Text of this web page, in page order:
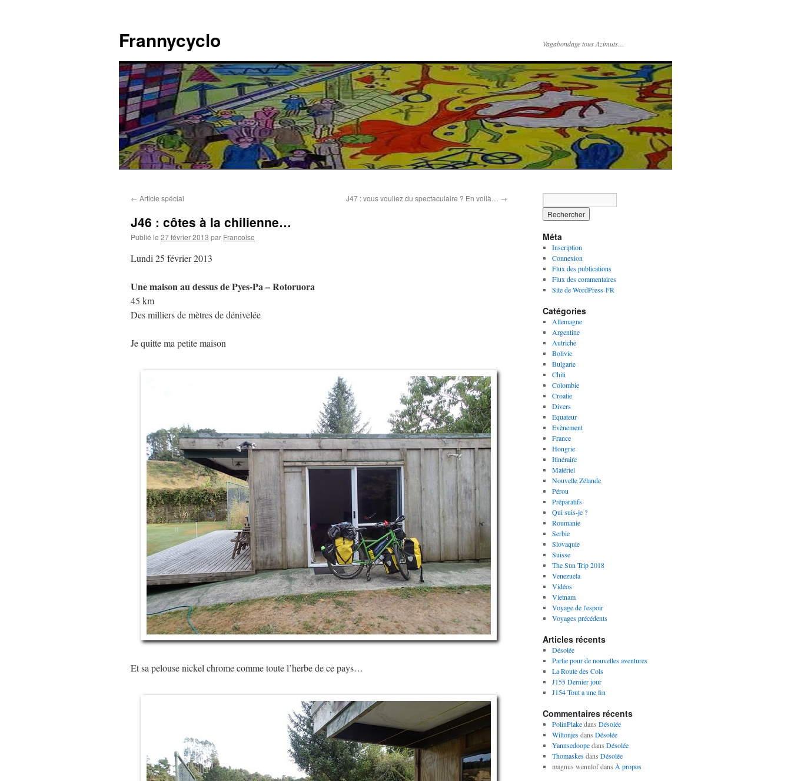
contenu
Frannycyclo Vagabondage tous Azimuts…
← Article spécial J47 : vous vouliez du spectaculaire ? En voilà… →
J46 : côtes à la chilienne…
Publié le 27 février 2013 par Francoise
Lundi 25 février 2013
Une maison au dessus de Pyes-Pa – Rotoruora
45 km
Des milliers de mètres de dénivelée
Je quitte ma petite maison
Et sa pelouse nickel chrome comme toute l’herbe de ce pays…
Méta
Inscription
Connexion
Flux des publications
Flux des commentaires
Site de WordPress-FR
Catégories
Allemagne
Argentine
Autriche
Bolivie
Bulgarie
Chili
Colombie
Croatie
Divers
Equateur
Evènement
France
Hongrie
Itinéraire
Matériel
Nouvelle Zélande
Pérou
Préparatifs
Qui suis-je ?
Roumanie
Serbie
Slovaquie
Suisse
The Sun Trip 2018
Venezuela
Vidéos
Vietnam
Voyage de l'espoir
Voyages précédents
Articles récents
Désolée
Partie pour de nouvelles aventures
La Route des Cols
J155 Dernier jour
J154 Tout a une fin
Commentaires récents
PolinPlakedans Désolée
Wiltonjesdans Désolée
Yannsedoopedans Désolée
Thomaskesdans Désolée
magnus wennlofdans À propos